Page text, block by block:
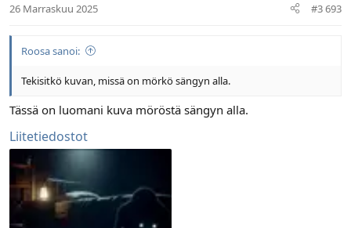
26 Marraskuu 2025 #3 693
Roosa sanoi:
Tekisitkö kuvan, missä on mörkö sängyn alla.
Tässä on luomani kuva möröstä sängyn alla.
Liitetiedostot